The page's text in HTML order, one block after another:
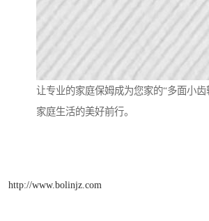
让专业的家庭保姆成为您家的“多面小齿
家庭生活的美好前行。
http://www.bolinjz.com